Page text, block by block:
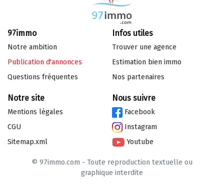
97immo
Notre ambition
Publication d'annonces
Questions fréquentes
Infos utiles
Trouver une agence
Estimation bien immo
Nos partenaires
Notre site
Mentions légales
CGU
Sitemap.xml
Nous suivre
Facebook
Instagram
Youtube
© 97immo.com - Toute reproduction textuelle ou
graphique interdite